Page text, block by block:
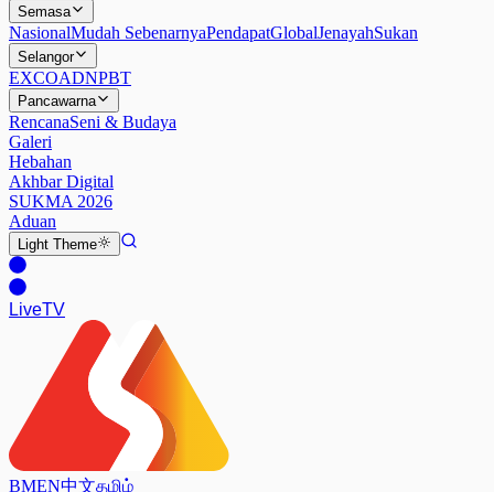
Semasa
NasionalMudah SebenarnyaPendapatGlobalJenayahSukan
Selangor
EXCOADNPBT
Pancawarna
RencanaSeni & Budaya
Galeri
Hebahan
Akhbar Digital
SUKMA 2026
Aduan
Light Theme
LiveTV
BMEN中文தமிழ்